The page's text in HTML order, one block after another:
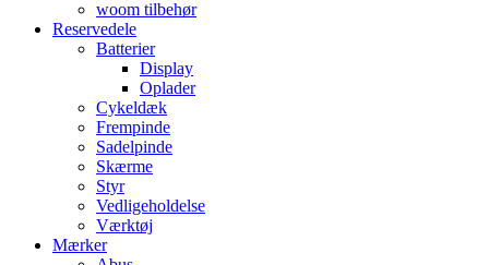
woom tilbehør
Reservedele
Batterier
Display
Oplader
Cykeldæk
Frempinde
Sadelpinde
Skærme
Styr
Vedligeholdelse
Værktøj
Mærker